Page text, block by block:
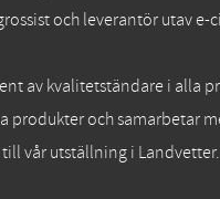
och leverantör utav
av kvalitetständare i alla
produkter och samarbetar
vår utställning i